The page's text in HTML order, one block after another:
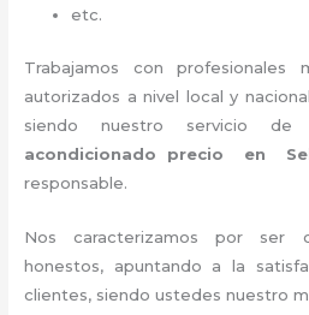
etc.
Trabajamos con profesionales
autorizados a nivel local y
siendo nuestro servicio de
acondicionado precio en
responsable.
Nos caracterizamos por ser
honestos, apuntando a la
clientes, siendo ustedes nuestro